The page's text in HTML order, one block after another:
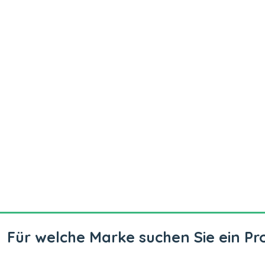
Für welche Marke suchen Sie ein